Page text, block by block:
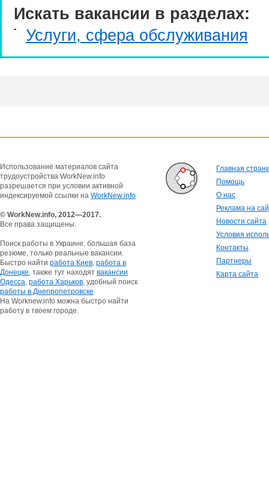
Искать вакансии в разделах:
Услуги, cфера обслуживания
Использование материалов сайта
трудоустройства WorkNew.info
разрешается при условии активной
индексируемой ссылки на WorkNew.info
© WorkNew.info, 2012—2017.
Все права защищены.
Поиск работы в Украине, большая база
резюме, только реальные вакансии.
Быстро найти работа Киев, работа в
Донецке, также тут находят вакансии
Одесса, работа Харьков, удобный поиск
работы в Днепропетровске
На Worknew.info можна быстро найти
работу в твоем городе.
Главная
Помощь
О нас
Реклама на
Новости сайта
Условия
Контакты
Партнеры
Карта сайта